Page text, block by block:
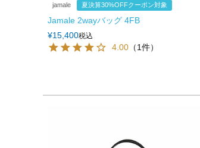
jamale 夏決算30%OFFクーポン対象
Jamale 2wayバッグ 4FB
¥15,400税込
4.00 （1件）